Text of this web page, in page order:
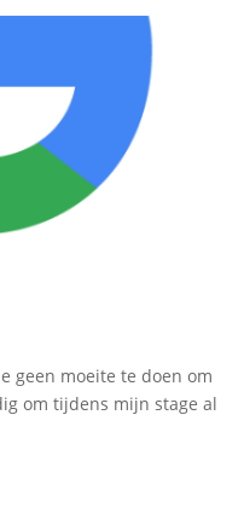
geen moeite te doen om
om tijdens mijn stage al